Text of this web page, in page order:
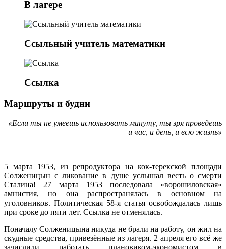
В лагере
Ссыльный учитель математики
Ссылка
Маршруты и будни
«Если ты не умеешь использовать минуту, ты зря проведешь
и час, и день, и всю жизнь»
5 марта 1953, из репродуктора на кок-терекской площади
Солженицын с ликование в душе услышал весть о смерти
Сталина! 27 марта 1953 последовала «ворошиловская»
амнистия, но она распространялась в основном на
уголовников. Политическая 58-я статья освобождалась лишь
при сроке до пяти лет. Ссылка не отменялась.
Поначалу Солженицына никуда не брали на работу, он жил на
скудные средства, привезённые из лагеря. 2 апреля его всё же
зачислили работать плановиком-экономистом в